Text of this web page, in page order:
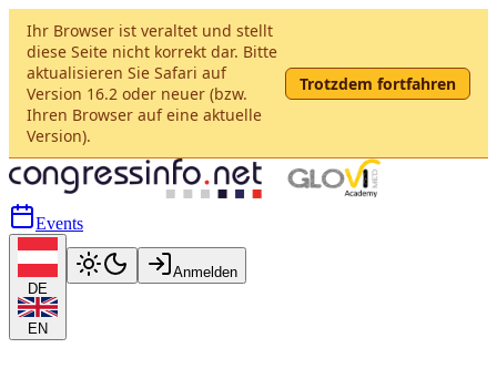
Ihr Browser ist veraltet und stellt
diese Seite nicht korrekt dar. Bitte
aktualisieren Sie Safari auf
Version 16.2 oder neuer (bzw.
Ihren Browser auf eine aktuelle
Version).
Trotzdem fortfahren
Events
DE
EN
Anmelden